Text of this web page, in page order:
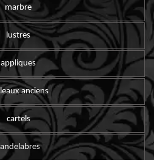
marbre
lustres
appliques
anciens
cartels